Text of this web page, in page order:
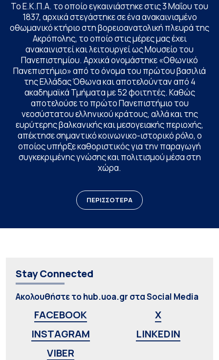
Το Ε.Κ.Π.Α. το οποίο εγκαινιάστηκε στις 3 Μαΐου του
1837, αρχικά στεγάστηκε σε ένα ανακαινισμένο
οθωμανικό κτήριο στη βορειοανατολική πλευρά της
Ακρόπολης, το οποίο στις μέρες μας έχει
ανακαινιστεί και λειτουργεί ως Μουσείο του
Πανεπιστημίου. Αρχικά ονομάστηκε «Οθωνικό
Πανεπιστήμιο» από το όνομα του πρώτου βασιλιά
της Ελλάδας Όθωνα και αποτελούνταν από 4
ακαδημαϊκά Τμήματα με 52 φοιτητές. Καθώς
αποτελούσε το πρώτο Πανεπιστήμιο του
νεοσύστατου ελληνικού κράτους, αλλά και της
ευρύτερης βαλκανικής και μεσογειακής περιοχής,
απέκτησε σημαντικό κοινωνικο-ιστορικό ρόλο, ο
οποίος υπήρξε καθοριστικός για την παραγωγή
συγκεκριμένης γνώσης και πολιτισμού μέσα στη
χώρα.
ΠΕΡΙΣΣΟΤΕΡΑ
Stay Connected
Ακολουθήστε το hub.uoa.gr στα Social Media
FACEBOOK
X
INSTAGRAM
LINKEDIN
VIBER